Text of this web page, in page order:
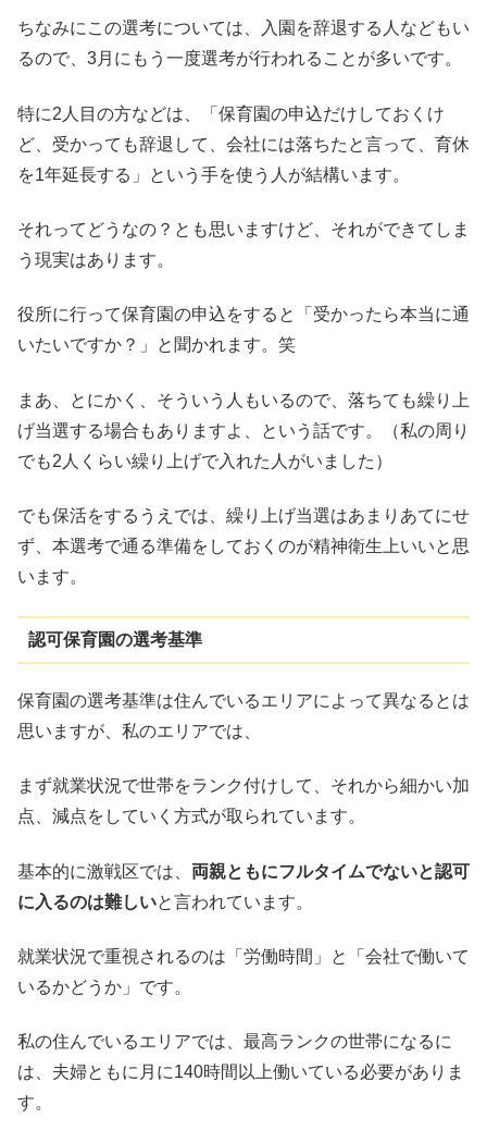
ちなみにこの選考については、入園を辞退する人などもい
るので、3月にもう一度選考が行われることが多いです。
特に2人目の方などは、「保育園の申込だけしておくけ
ど、受かっても辞退して、会社には落ちたと言って、育休
を1年延長する」という手を使う人が結構います。
それってどうなの？とも思いますけど、それができてしま
う現実はあります。
役所に行って保育園の申込をすると「受かったら本当に通
いたいですか？」と聞かれます。笑
まあ、とにかく、そういう人もいるので、落ちても繰り上
げ当選する場合もありますよ、という話です。（私の周り
でも2人くらい繰り上げで入れた人がいました）
でも保活をするうえでは、繰り上げ当選はあまりあてにせ
ず、本選考で通る準備をしておくのが精神衛生上いいと思
います。
認可保育園の選考基準
保育園の選考基準は住んでいるエリアによって異なるとは
思いますが、私のエリアでは、
まず就業状況で世帯をランク付けして、それから細かい加
点、減点をしていく方式が取られています。
基本的に激戦区では、 両親ともにフルタイムでないと認可
に入るのは難しいと言われています。
就業状況で重視されるのは「労働時間」と「会社で働いて
いるかどうか」です。
私の住んでいるエリアでは、最高ランクの世帯になるに
は、夫婦ともに月に140時間以上働いている必要がありま
す。